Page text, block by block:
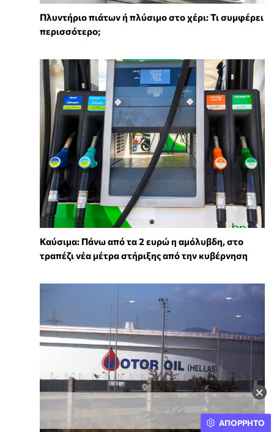
×
Πλυντήριο πιάτων ή πλύσιμο στο χέρι: Τι συμφέρει
περισσότερο;
Καύσιμα: Πάνω από τα 2 ευρώ η αμόλυβδη, στο
τραπέζι νέα μέτρα στήριξης από την κυβέρνηση
ΑΠΟΡΡΗΤΟ